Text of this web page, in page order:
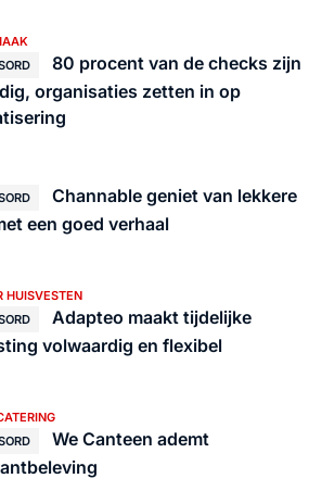
80 procent van de checks zijn
organisaties zetten in op
Channable geniet van lekkere
een goed verhaal
HUISVESTEN
Adapteo maakt tijdelijke
volwaardig en flexibel
We Canteen ademt